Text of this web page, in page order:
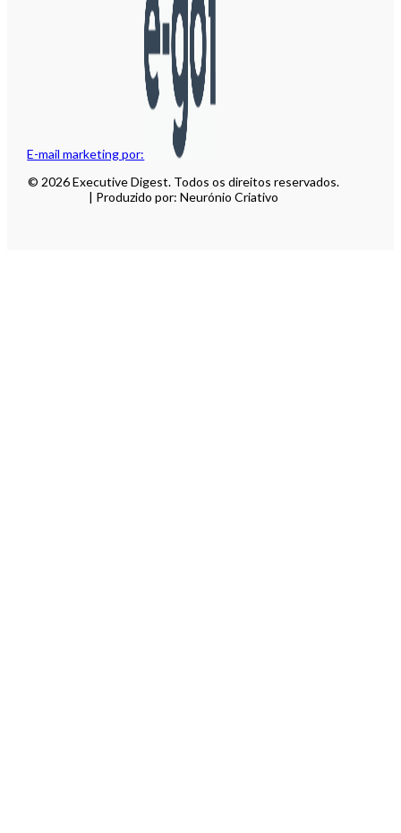
E-mail marketing por:
© 2026 Executive Digest. Todos os direitos reservados.
| Produzido por: Neurónio Criativo